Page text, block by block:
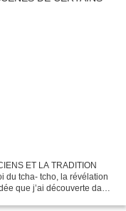
ET LA TRADITION
du tcha- tcho, la révélation
que j’ai découverte dans